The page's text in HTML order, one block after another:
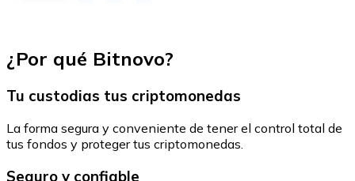
¿Por qué Bitnovo?
Tu custodias tus criptomonedas
La forma segura y conveniente de tener el control total de
tus fondos y proteger tus criptomonedas.
Seguro y confiable